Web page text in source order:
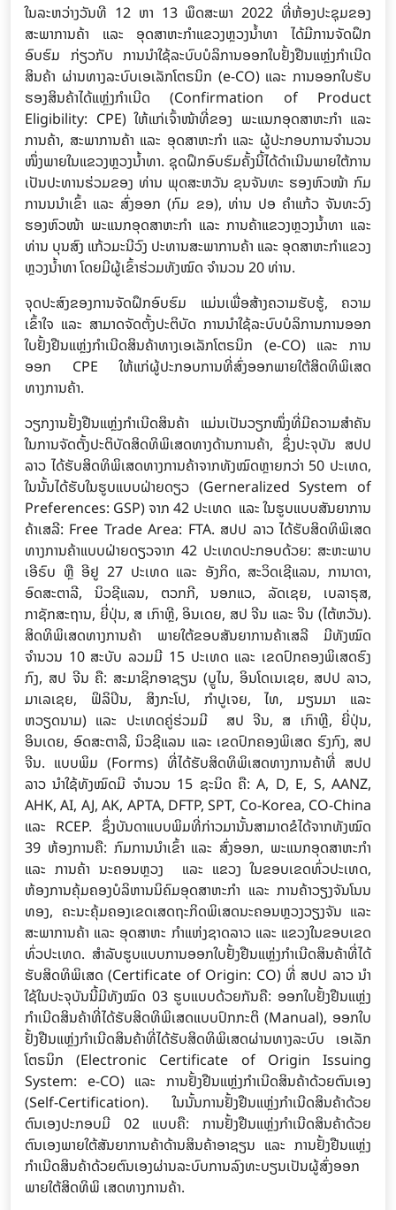
ໃນລະຫວ່າງວັນທີ 12 ຫາ 13 ພຶດສະພາ 2022 ທີ່ຫ້ອງປະຊຸມຂອງ
ສະພາການຄ້າ ແລະ ອຸດສາຫະກຳແຂວງຫຼວງນ້ຳທາ ໄດ້ມີການຈັດຝຶກ
ອົບຮົມ ກ່ຽວກັບ ການນຳໃຊ້ລະບົບບໍລິການອອກໃບຢັ້ງຢືນແຫຼ່ງກໍາເນີດ
ສິນຄ້າ ຜ່ານທາງລະບົບເອເລັກໂຕຣນິກ (e-CO) ແລະ ການອອກໃບຮັບ
ຮອງສິນຄ້າໄດ້ແຫຼ່ງກໍາເນີດ (Confirmation of Product
Eligibility: CPE) ໃຫ້ແກ່ເຈົ້າໜ້າທີ່ຂອງ ພະແນກອຸດສາຫະກຳ ແລະ
ການຄ້າ, ສະພາການຄ້າ ແລະ ອຸດສາຫະກຳ ແລະ ຜູ້ປະກອບການຈຳນວນ
ໜຶ່ງພາຍໃນແຂວງຫຼວງນ້ຳທາ. ຊຸດຝຶກອົບຮົມຄັ້ງນີ້ໄດ້ດຳເນີນພາຍໃຕ້ການ
ເປັນປະທານຮ່ວມຂອງ ທ່ານ ພຸດສະຫວັນ ຂຸນຈັນທະ ຮອງຫົວໜ້າ ກົມ
ການນນຳເຂົ້າ ແລະ ສົ່ງອອກ (ກົມ ຂອ), ທ່ານ ປອ ຄຳແກ້ວ ຈັນທະວົງ
ຮອງຫົວໜ້າ ພະແນກອຸດສາຫະກຳ ແລະ ການຄ້າແຂວງຫຼວງນໍ້າທາ ແລະ
ທ່ານ ບຸນສົງ ແກ້ວມະນີວົງ ປະທານສະພາການຄ້າ ແລະ ອຸດສາຫະກຳແຂວງ
ຫຼວງນ້ຳທາ ໂດຍມີຜູ້ເຂົ້າຮ່ວມທັງໝົດ ຈຳນວນ 20 ທ່ານ.
ຈຸດປະສົງຂອງການຈັດຝຶກອົບຮົມ ແມ່ນເພື່ອສ້າງຄວາມຮັບຮູ້, ຄວາມ
ເຂົ້າໃຈ ແລະ ສາມາດຈັດຕັ້ງປະຕິບັດ ການນໍາໃຊ້ລະບົບບໍລິການການອອກ
ໃບຢັ້ງຢືນແຫຼ່ງກໍາເນີດສິນຄ້າທາງເອເລັກໂຕຣນິກ (e-CO) ແລະ ການ
ອອກ CPE ໃຫ້ແກ່ຜູ້ປະກອບການທີ່ສົ່ງອອກພາຍໃຕ້ສິດທິພິເສດ
ທາງການຄ້າ.
ວຽກງານຢັ້ງຢືນແຫຼ່ງກຳເນີດສິນຄ້າ ແມ່ນເປັນວຽກໜຶ່ງທີ່ມີຄວາມສຳຄັນ
ໃນການຈັດຕັ້ງປະຕິບັດສິດທິພິເສດທາງດ້ານການຄ້າ, ຊຶ່ງປະຈຸບັນ ສປປ
ລາວ ໄດ້ຮັບສິດທິພິເສດທາງການຄ້າຈາກທັງໝົດຫຼາຍກວ່າ 50 ປະເທດ,
ໃນນັ້ນໄດ້ຮັບໃນຮູບແບບຝ່າຍດຽວ (Gerneralized System of
Preferences: GSP) ຈາກ 42 ປະເທດ ແລະ ໃນຮູບແບບສັນຍາການ
ຄ້າເສລີ: Free Trade Area: FTA. ສປປ ລາວ ໄດ້ຮັບສິດທິພິເສດ
ທາງການຄ້າແບບຝ່າຍດຽວຈາກ 42 ປະເທດປະກອບດ້ວຍ: ສະຫະພາບ
ເອີຣົບ ຫຼື ອີຢູ 27 ປະເທດ ແລະ ອັງກິດ, ສະວິດເຊີແລນ, ການາດາ,
ອົດສະຕາລີ, ນິວຊີແລນ, ຕວກກີ, ນອກແວ, ລັດເຊຍ, ເບລາຣຸສ,
ກາຊັກສະຖານ, ຍີ່ປຸ່ນ, ສ ເກົາຫຼີ, ອິນເດຍ, ສປ ຈີນ ແລະ ຈີນ (ໄຕ້ຫວັນ).
ສິດທິພິເສດທາງການຄ້າ ພາຍໃຕ້ຂອບສັນຍາການຄ້າເສລີ ມີທັງໝົດ
ຈຳນວນ 10 ສະບັບ ລວມມີ 15 ປະເທດ ແລະ ເຂດປົກຄອງພິເສດຮົງ
ກົງ, ສປ ຈີນ ຄື: ສະມາຊິກອາຊຽນ (ບຼູໄນ, ອິນໂດເນເຊຍ, ສປປ ລາວ,
ມາເລເຊຍ, ຟິລິປິນ, ສິງກະໂປ, ກໍາປູເຈຍ, ໄທ, ມຽນມາ ແລະ
ຫວຽດນາມ) ແລະ ປະເທດຄູ່ຮ່ວມມີ ສປ ຈີນ, ສ ເກົາຫຼີ, ຍີ່ປຸ່ນ,
ອິນເດຍ, ອົດສະຕາລີ, ນິວຊີແລນ ແລະ ເຂດປົກຄອງພິເສດ ຮົງກົງ, ສປ
ຈີນ. ແບບພິມ (Forms) ທີ່ໄດ້ຮັບສິດທິພິເສດທາງການຄ້າທີ່ ສປປ
ລາວ ນໍາໃຊ້ທັງໝົດມີ ຈໍານວນ 15 ຊະນິດ ຄື: A, D, E, S, AANZ,
AHK, AI, AJ, AK, APTA, DFTP, SPT, Co-Korea, CO-China
ແລະ RCEP. ຊຶ່ງບັນດາແບບພິມທີ່ກ່າວມານັ້ນສາມາດຂໍໄດ້ຈາກທັງໝົດ
39 ຫ້ອງການຄື: ກົມການນຳເຂົ້າ ແລະ ສົ່ງອອກ, ພະແນກອຸດສາຫະກຳ
ແລະ ການຄ້າ ນະຄອນຫຼວງ ແລະ ແຂວງ ໃນຂອບເຂດທົ່ວປະເທດ,
ຫ້ອງການຄຸ້ມຄອງບໍລິຫານນິຄົມອຸດສາຫະກຳ ແລະ ການຄ້າວຽງຈັນໂນນ
ທອງ, ຄະນະຄຸ້ມຄອງເຂດເສດຖະກິດພິເສດນະຄອນຫຼວງວຽງຈັນ ແລະ
ສະພາການຄ້າ ແລະ ອຸດສາຫະ ກຳແຫ່ງຊາດລາວ ແລະ ແຂວງໃນຂອບເຂດ
ທົ່ວປະເທດ. ສໍາລັບຮູບແບບການອອກໃບຢັ້ງຢືນແຫຼ່ງກຳເນີດສິນຄ້າທີ່ໄດ້
ຮັບສິດທິພິເສດ (Certificate of Origin: CO) ທີ່ ສປປ ລາວ ນໍາ
ໃຊ້ໃນປະຈຸບັນນີ້ມີທັງໝົດ 03 ຮູບແບບດ້ວຍກັນຄື: ອອກໃບຢັ້ງຢືນແຫຼ່ງ
ກຳເນີດສິນຄ້າທີ່ໄດ້ຮັບສິດທິພິເສດແບບປົກກະຕິ (Manual), ອອກໃບ
ຢັ້ງຢືນແຫຼ່ງກຳເນີດສິນຄ້າທີ່ໄດ້ຮັບສິດທິພິເສດຜ່ານທາງລະບົບ ເອເລັກ
ໂຕຣນິກ (Electronic Certificate of Origin Issuing
System: e-CO) ແລະ ການຢັ້ງຢືນແຫຼ່ງກຳເນີດສິນຄ້າດ້ວຍຕົນເອງ
(Self-Certification). ໃນນັ້ນການຢັ້ງຢືນແຫຼ່ງກຳເນີດສິນຄ້າດ້ວຍ
ຕົນເອງປະກອບມີ 02 ແບບຄື: ການຢັ້ງຢືນແຫຼ່ງກໍາເນີດສິນຄ້າດ້ວຍ
ຕົນເອງພາຍໃຕ້ສັນຍາການຄ້າດ້ານສິນຄ້າອາຊຽນ ແລະ ການຢັ້ງຢືນແຫຼ່ງ
ກຳເນີດສິນຄ້າດ້ວຍຕົນເອງຜ່ານລະບົບການລົງທະບຽນເປັນຜູ້ສົ່ງອອກ
ພາຍໃຕ້ສິດທິພິ ເສດທາງການຄ້າ.